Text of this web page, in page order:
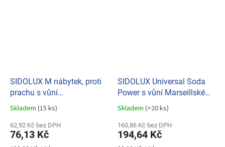
SIDOLUX M nábytek, proti
prachu s vůní
Marseillského mýdla a
levandule 400ml
Průměrné
produktu
je
Skladem (15 ks)
62,92 Kč bez DPH
76,13 Kč
SIDOLUX Universal Soda
Power s vůní Marseillské
mýdlo 5 L
Průměrné
produktu
je
Skladem (>20 ks)
160,86 Kč bez DPH
194,64 Kč